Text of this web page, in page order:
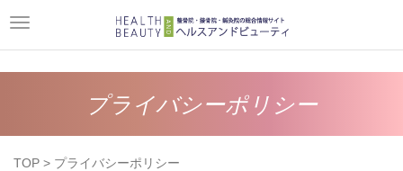
Toggle
プライバシーポリシー
TOP > プライバシーポリシー